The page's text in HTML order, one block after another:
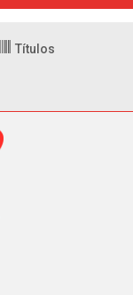
Títulos